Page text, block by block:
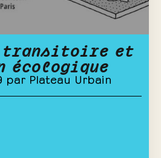
transitoire et
par Plateau Urbain